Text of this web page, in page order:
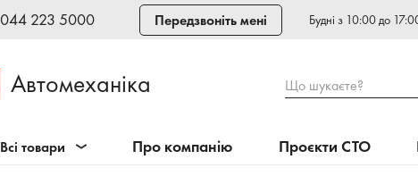
044 223 5000 Передзвоніть мені Будні з 10:00 до
Автомеханіка Що шукаєте?
Всі товари Про компанію Проєкти СТО